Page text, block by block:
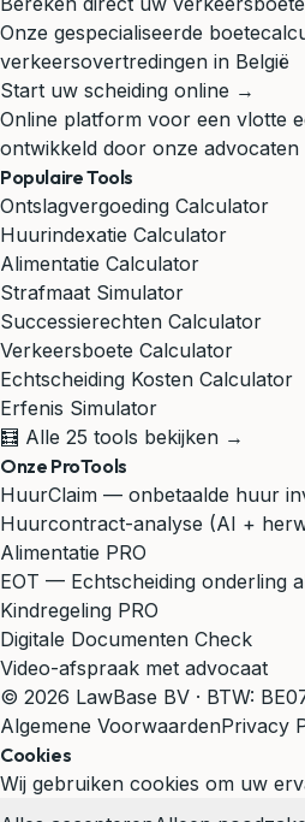
Onze gespecialiseerde
verkeersovertredingen in België
Start uw scheiding online →
Online platform voor een vlotte
ontwikkeld door onze advocaten
Populaire Tools
Ontslagvergoeding Calculator
Huurindexatie Calculator
Alimentatie Calculator
Strafmaat Simulator
Successierechten Calculator
Verkeersboete Calculator
Echtscheiding Kosten Calculator
Erfenis Simulator
🧮 Alle 25 tools bekijken →
Onze ProTools
HuurClaim — onbetaalde huur
Huurcontract-analyse (AI +
Alimentatie PRO
EOT — Echtscheiding onderling
Kindregeling PRO
Digitale Documenten Check
Video-afspraak met advocaat
© 2026 LawBase BV · BTW:
Algemene VoorwaardenPrivacy
Cookies
Wij gebruiken cookies om uw